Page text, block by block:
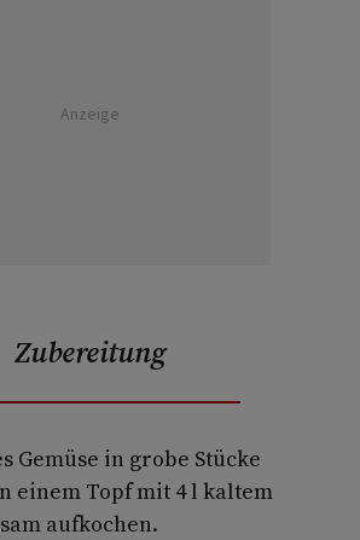
Anzeige
Zubereitung
Gemüse in grobe Stücke
einem Topf mit 4 l kaltem
aufkochen.